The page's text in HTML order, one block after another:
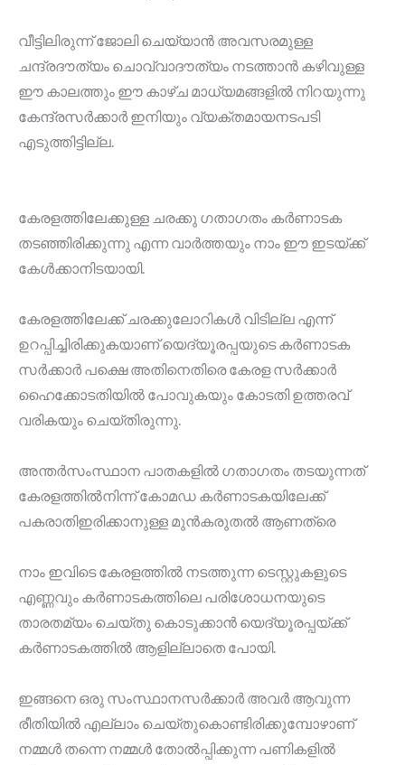
വീട്ടിലിരുന്ന് ജോലി ചെയ്യാൻ അവസരമുള്ള
ചന്ദ്രദൗത്യം ചൊവ്വാദൗത്യം നടത്താൻ കഴിവുള്ള
ഈ കാലത്തും ഈ കാഴ്ച മാധ്യമങ്ങളിൽ നിറയുന്നു
കേന്ദ്രസർക്കാർ ഇനിയും വ്യക്തമായനടപടി
എടുത്തിട്ടില്ല.
കേരളത്തിലേക്കുള്ള ചരക്കു ഗതാഗതം കർണാടക
തടഞ്ഞിരിക്കുന്നു എന്ന വാർത്തയും നാം ഈ ഇടയ്ക്ക്
കേൾക്കാനിടയായി.
കേരളത്തിലേക്ക് ചരക്കുലോറികൾ വിടില്ല എന്ന്
ഉറപ്പിച്ചിരിക്കുകയാണ് യെദ്യൂരപ്പയുടെ കർണാടക
സർക്കാർ പക്ഷെ അതിനെതിരെ കേരള സർക്കാർ
ഹൈക്കോടതിയിൽ പോവുകയും കോടതി ഉത്തരവ്
വരികയും ചെയ്തിരുന്നു.
അന്തർസംസ്ഥാന പാതകളിൽ ഗതാഗതം തടയുന്നത്
കേരളത്തിൽനിന്ന് കോമഡ കർണാടകയിലേക്ക്
പകരാതിഇരിക്കാനുള്ള മുൻകരുതൽ ആണത്രെ
നാം ഇവിടെ കേരളത്തിൽ നടത്തുന്ന ടെസ്റ്റുകളുടെ
എണ്ണവും കർണാടകത്തിലെ പരിശോധനയുടെ
താരതമ്യം ചെയ്തു കൊടുക്കാൻ യെദ്യൂരപ്പയ്ക്ക്
കർണാടകത്തിൽ ആളില്ലാതെ പോയി.
ഇങ്ങനെ ഒരു സംസ്ഥാനസർക്കാർ അവർ ആവുന്ന
രീതിയിൽ എല്ലാം ചെയ്തുകൊണ്ടിരിക്കുമ്പോഴാണ്
നമ്മൾ തന്നെ നമ്മൾ തോൽപ്പിക്കുന്ന പണികളിൽ